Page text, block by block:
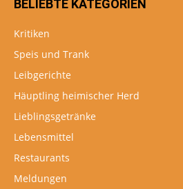
BELIEBTE KATEGORIEN
Kritiken
Speis und Trank
Leibgerichte
Häuptling heimischer Herd
Lieblingsgetränke
Lebensmittel
Restaurants
Meldungen